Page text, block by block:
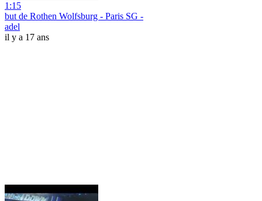
1:15
but de Rothen Wolfsburg - Paris SG -
adel
il y a 17 ans